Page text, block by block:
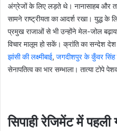
अंग्रेजों के लिए लड़ते थे। नानासाहब और
सामने राष्ट्रीयता का आदर्श रखा। युद्ध के
प्रमुख राजाओं से भी उन्होंने मेल-जोल
विचार मालूम हो सकें। क्रांति का सन्देश
झांसी की लक्ष्मीबाई,जगदीशपुर के कुँवर सिंह
सेनापतित्व का भार सम्भाला। तात्या टोपे
सिपाही रेजिमेंट में पहली